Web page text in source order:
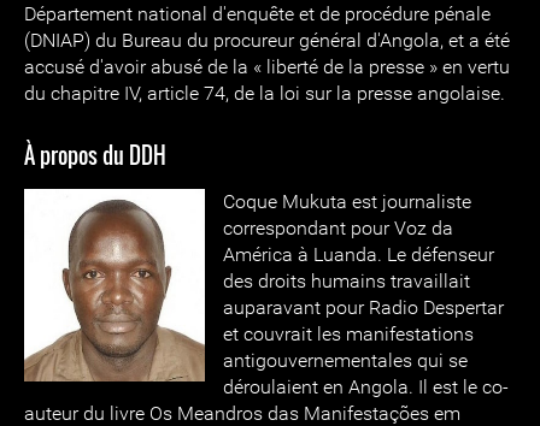
Département national d'enquête et de procédure pénale
(DNIAP) du Bureau du procureur général d'Angola, et a été
accusé d'avoir abusé de la « liberté de la presse » en vertu
du chapitre IV, article 74, de la loi sur la presse angolaise.
À propos du DDH
Coque Mukuta est journaliste
correspondant pour Voz da
América à Luanda. Le défenseur
des droits humains travaillait
auparavant pour Radio Despertar
et couvrait les manifestations
antigouvernementales qui se
déroulaient en Angola. Il est le co-
auteur du livre Os Meandros das Manifestações em